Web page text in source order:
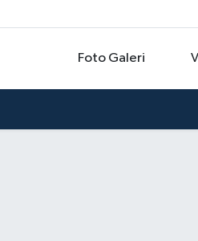
Foto Galeri